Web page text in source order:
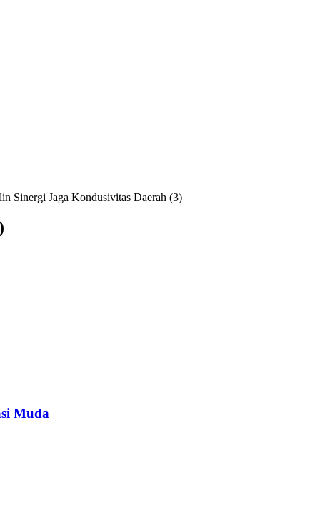
Sinergi Jaga Kondusivitas Daerah (3)
Muda